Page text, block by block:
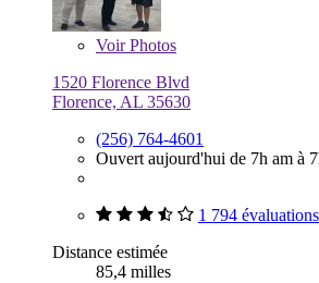
VoirPhotos
1520 Florence Blvd
Florence, AL 35630
(256) 764-4601
Ouvert aujourd'hui de 7h am à
1 794 évaluations
Distance estimée
85,4 milles